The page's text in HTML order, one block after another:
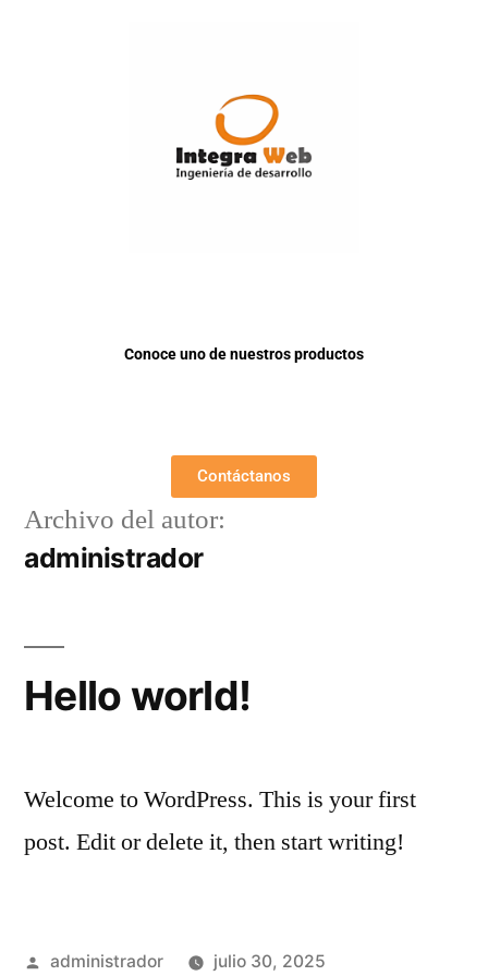
Conoce uno de nuestros productos
Contáctanos
Archivo del autor:
administrador
Hello world!
Welcome to WordPress. This is your first
post. Edit or delete it, then start writing!
administrador julio 30, 2025